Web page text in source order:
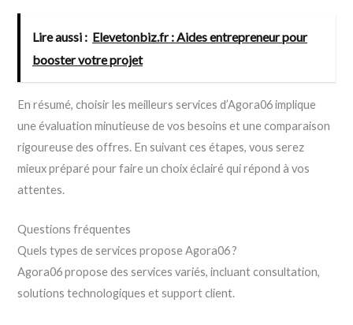
Lire aussi : Elevetonbiz.fr : Aides entrepreneur pour
booster votre projet
En résumé, choisir les meilleurs services d’Agora06 implique
une évaluation minutieuse de vos besoins et une comparaison
rigoureuse des offres. En suivant ces étapes, vous serez
mieux préparé pour faire un choix éclairé qui répond à vos
attentes.
Questions fréquentes
Quels types de services propose Agora06 ?
Agora06 propose des services variés, incluant consultation,
solutions technologiques et support client.